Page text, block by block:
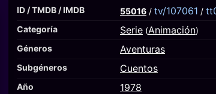
ID / TMDB / IMDB
55016 / tv/107061 /
Categoría Serie (Animación)
Géneros
Aventuras
Subgéneros Cuentos
Año 1978